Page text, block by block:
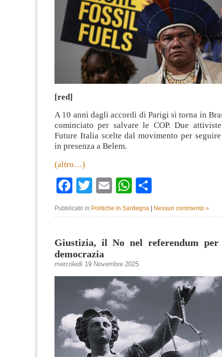
[red]
A 10 anni dagli accordi di Parigi si torna in
cominciato per salvare le COP. Due
Future Italia scelte dal movimento per
in presenza a Belem.
(altro…)
Facebook
TwitterEmailWhatsApp
Pubblicato in Politiche in Sardegna | Nessun commento »
Giustizia, il No nel referendum per
democrazia
mercoledì 19 Novembre 2025